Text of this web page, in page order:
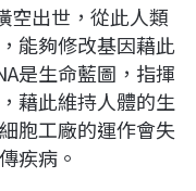
空出世，從此人類
能夠修改基因藉此
是生命藍圖，指揮
藉此維持人體的生
胞工廠的運作會失
疾病。